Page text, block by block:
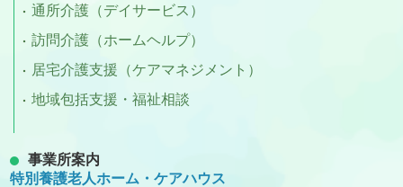
通所介護（デイサービス）
訪問介護（ホームヘルプ）
居宅介護支援（ケアマネジメント）
地域包括支援・福祉相談
事業所案内
特別養護老人ホーム・ケアハウス